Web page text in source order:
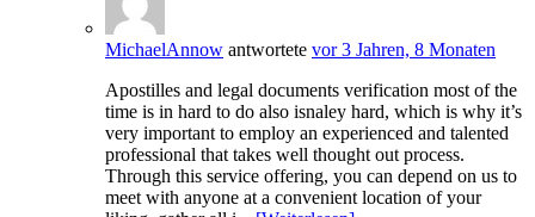
MichaelAnnow antwortete vor 3 Jahren, 8 Monaten
Apostilles and legal documents verification most of the
time is in hard to do also isnaley hard, which is why it’s
very important to employ an experienced and talented
professional that takes well thought out process.
Through this service offering, you can depend on us to
meet with anyone at a convenient location of your